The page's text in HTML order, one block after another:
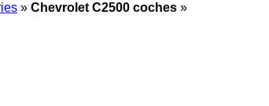
» Chevrolet C2500 coches »